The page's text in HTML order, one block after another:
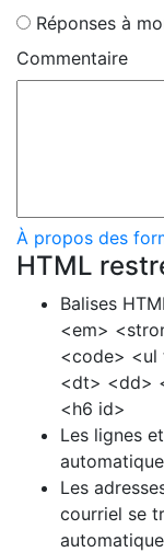
Réponses à
Commentaire
À propos des
HTML
Balises
<em>
<code>
<dt> <dd>
<h6 id>
Les lignes
Les
courriel se